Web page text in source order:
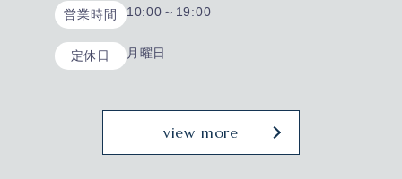
営業時間 10:00～19:00
定休日 月曜日
view more